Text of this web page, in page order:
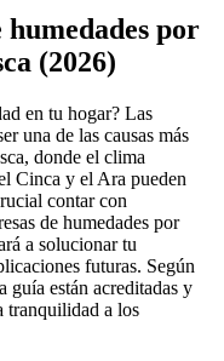
humedades por
(2026)
en tu hogar? Las
una de las causas más
donde el clima
Cinca y el Ara pueden
contar con
de humedades por
a solucionar tu
futuras. Según
guía están acreditadas y
tranquilidad a los